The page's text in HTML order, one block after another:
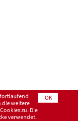
fortlaufend
die weitere
zu. Die
verwendet.
OK